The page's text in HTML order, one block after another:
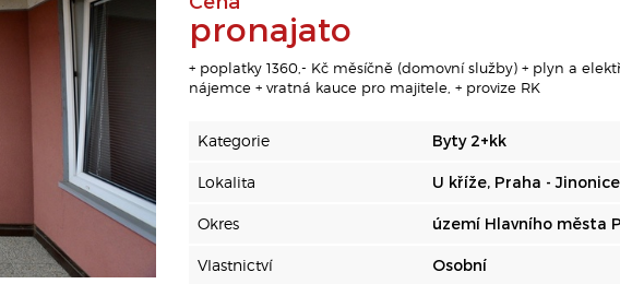
pronajato
+ poplatky 1360,- Kč měsíčně (domovní služby) + plyn a
nájemce + vratná kauce pro majitele, + provize RK
Kategorie Byty 2+kk
Lokalita U kříže, Praha - Jinonice
Okres území Hlavního města
Vlastnictví Osobní